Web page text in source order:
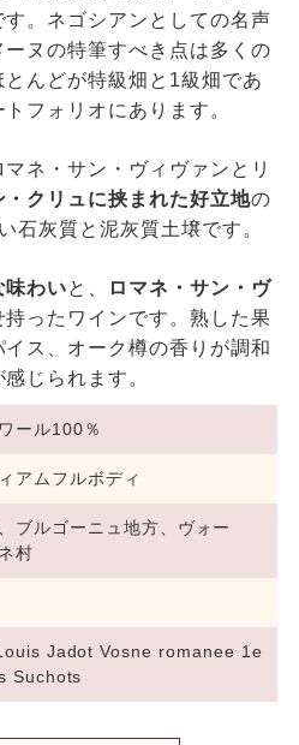
。ネゴシアンとしての名声
ヌの特筆すべき点は多くの
んどが特級畑と1級畑であ
フォリオにあります。
ネ・サン・ヴィヴァンとリ
・クリュに挟まれた好立地の
石灰質と泥灰質土壌です。
味わいと、
ロマネ・サン・ヴ
持ったワインです。熟した果
ス、オーク樽の香りが調和
じられます。
ール100％
アムフルボディ
ブルゴーニュ地方、ヴォー
村
Jadot Vosne romanee 1e
Suchots